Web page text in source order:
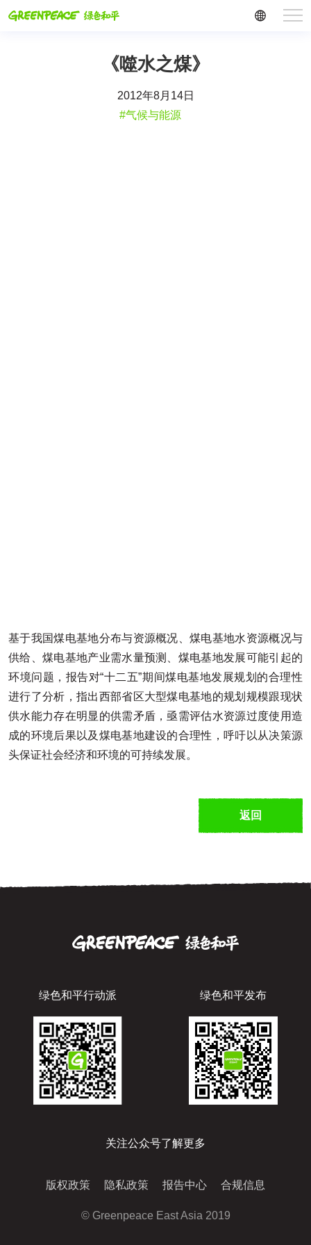
《噬水之煤》
2012年8月14日
#气候与能源
基于我国煤电基地分布与资源概况、煤电基地水资源概况与
供给、煤电基地产业需水量预测、煤电基地发展可能引起的
环境问题，报告对“十二五”期间煤电基地发展规划的合理性
进行了分析，指出西部省区大型煤电基地的规划规模跟现状
供水能力存在明显的供需矛盾，亟需评估水资源过度使用造
成的环境后果以及煤电基地建设的合理性，呼吁以从决策源
头保证社会经济和环境的可持续发展。
返回
绿色和平行动派 绿色和平发布
关注公众号了解更多
版权政策 隐私政策 报告中心 合规信息
© Greenpeace East Asia 2019